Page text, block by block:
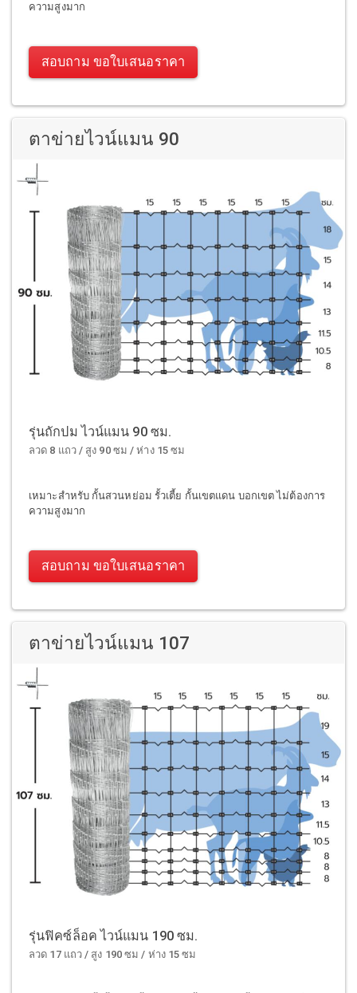
ความสูงมาก
สอบถาม ขอใบเสนอราคา
ตาข่ายไวน์แมน 90
รุ่นถักปม ไวน์แมน 90 ซม.
ลวด 8 แถว / สูง 90 ซม / ห่าง 15 ซม
เหมาะสำหรับ กั้นสวนหย่อม รั้วเตี้ย กั้นเขตแดน บอกเขต ไม่ต้องการ
ความสูงมาก
สอบถาม ขอใบเสนอราคา
ตาข่ายไวน์แมน 107
รุ่นฟิคซ์ล็อค ไวน์แมน 190 ซม.
ลวด 17 แถว / สูง 190 ซม / ห่าง 15 ซม